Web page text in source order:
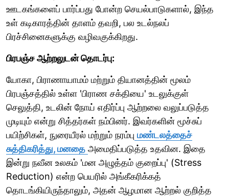
ஊடகங்களைப் பார்ப்பது போன்ற செயல்பாடுகளால், இந்த
உள் கடிகாரத்தின் தாளம் தவறி, பல உடல்நலப்
பிரச்சினைகளுக்கு வழிவகுக்கிறது.
பிரபஞ்ச ஆற்றலுடன் தொடர்பு:
யோகா, பிராணாயாமம் மற்றும் தியானத்தின் மூலம்
பிரபஞ்சத்தில் உள்ள 'பிராண சக்தியை' உடலுக்குள்
செலுத்தி, உடலின் நோய் எதிர்ப்பு ஆற்றலை வலுப்படுத்த
முடியும் என்று சித்தர்கள் நம்பினர். இவர்களின் மூச்சுப்
பயிற்சிகள், நுரையீரல் மற்றும் நரம்பு மண்டலத்தைச்
சுத்திகரித்து, மனதை அமைதிப்படுத்த உதவின. இதை
இன்று நவீன உலகம் 'மன அழுத்தம் குறைப்பு' (Stress
Reduction) என்ற பெயரில் அங்கீகரிக்கத்
தொடங்கியிருந்தாலும், அதன் ஆழமான ஆற்றல் குறித்த